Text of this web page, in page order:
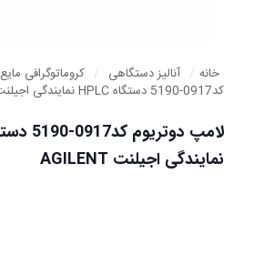
خانه / آنالیز دستگاهی / کروماتوگرافی مایع HPLC
کد0917-5190 دستگاه HPLC نمایندگی اجیلنت AGILENT
نمایندگی اجیلنت AGILENT